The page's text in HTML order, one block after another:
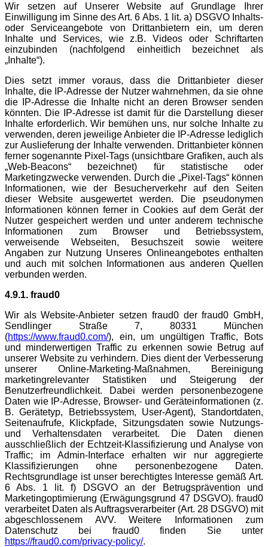
Wir setzen auf Unserer Website auf Grundlage Ihrer
Einwilligung im Sinne des Art. 6 Abs. 1 lit. a) DSGVO Inhalts-
oder Serviceangebote von Drittanbietern ein, um deren
Inhalte und Services, wie z.B. Videos oder Schriftarten
einzubinden (nachfolgend einheitlich bezeichnet als
„Inhalte“).
Dies setzt immer voraus, dass die Drittanbieter dieser
Inhalte, die IP-Adresse der Nutzer wahrnehmen, da sie ohne
die IP-Adresse die Inhalte nicht an deren Browser senden
könnten. Die IP-Adresse ist damit für die Darstellung dieser
Inhalte erforderlich. Wir bemühen uns, nur solche Inhalte zu
verwenden, deren jeweilige Anbieter die IP-Adresse lediglich
zur Auslieferung der Inhalte verwenden. Drittanbieter können
ferner sogenannte Pixel-Tags (unsichtbare Grafiken, auch als
„Web-Beacons“ bezeichnet) für statistische oder
Marketingzwecke verwenden. Durch die „Pixel-Tags“ können
Informationen, wie der Besucherverkehr auf den Seiten
dieser Website ausgewertet werden. Die pseudonymen
Informationen können ferner in Cookies auf dem Gerät der
Nutzer gespeichert werden und unter anderem technische
Informationen zum Browser und Betriebssystem,
verweisende Webseiten, Besuchszeit sowie weitere
Angaben zur Nutzung Unseres Onlineangebotes enthalten
und auch mit solchen Informationen aus anderen Quellen
verbunden werden.
4.9.1. fraud0
Wir als Website-Anbieter setzen fraud0 der fraud0 GmbH,
Sendlinger Straße 7, 80331 München
(https://www.fraud0.com/), ein, um ungültigen Traffic, Bots
und minderwertigen Traffic zu erkennen sowie Betrug auf
unserer Website zu verhindern. Dies dient der Verbesserung
unserer Online-Marketing-Maßnahmen, Bereinigung
marketingrelevanter Statistiken und Steigerung der
Benutzerfreundlichkeit. Dabei werden personenbezogene
Daten wie IP-Adresse, Browser- und Geräteinformationen (z.
B. Gerätetyp, Betriebssystem, User-Agent), Standortdaten,
Seitenaufrufe, Klickpfade, Sitzungsdaten sowie Nutzungs-
und Verhaltensdaten verarbeitet. Die Daten dienen
ausschließlich der Echtzeit-Klassifizierung und Analyse von
Traffic; im Admin-Interface erhalten wir nur aggregierte
Klassifizierungen ohne personenbezogene Daten.
Rechtsgrundlage ist unser berechtigtes Interesse gemäß Art.
6 Abs. 1 lit. f) DSGVO an der Betrugsprävention und
Marketingoptimierung (Erwägungsgrund 47 DSGVO). fraud0
verarbeitet Daten als Auftragsverarbeiter (Art. 28 DSGVO) mit
abgeschlossenem AVV. Weitere Informationen zum
Datenschutz bei fraud0 finden Sie unter
https://fraud0.com/privacy-policy/.